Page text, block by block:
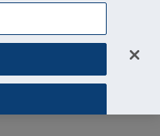
Accedi all'area riservata